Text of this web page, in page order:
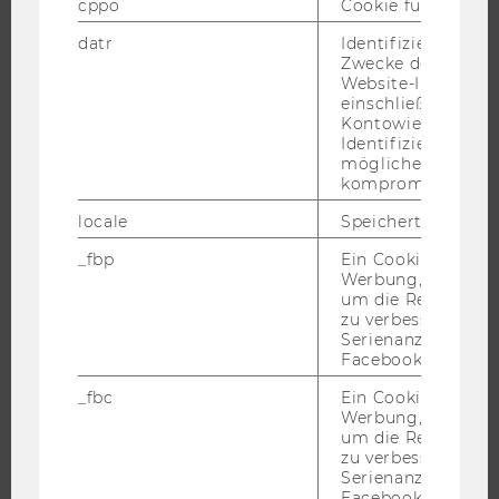
WELCOME SERVICES
JOBS MIT WU-STUDIUM
cppo
Cookie für
datr
Identifiziert den
Zwecke der
Website-
einschließlich der
Identifizierung
möglicherweise
kompromittierten
locale
Speichert
_fbp
Ein Cookie für
Werbung, das
um die Relevanz
zu verbessern
Facebook
_fbc
Ein Cookie für
Werbung, das
um die Relevanz
zu verbessern